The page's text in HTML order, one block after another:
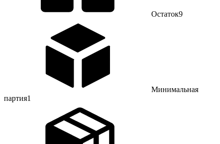
Остаток9
Минимальная
партия1